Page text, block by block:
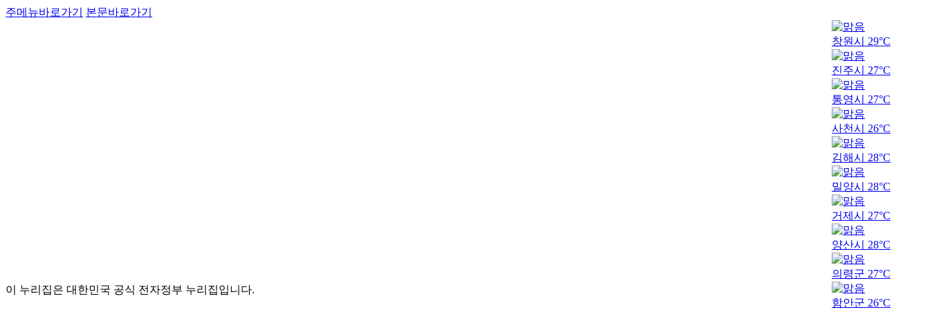
주메뉴바로가기 본문바로가기
이 누리집은 대한민국 공식 전자정부 누리집입니다.
창원시 29°C
진주시 27°C
통영시 27°C
사천시 26°C
김해시 28°C
밀양시 28°C
거제시 27°C
양산시 28°C
의령군 27°C
함안군 26°C